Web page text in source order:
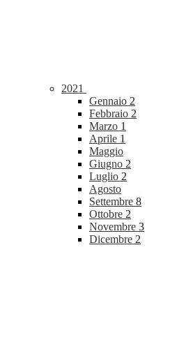
2021
Gennaio 2
Febbraio 2
Marzo 1
Aprile 1
Maggio
Giugno 2
Luglio 2
Agosto
Settembre 8
Ottobre 2
Novembre 3
Dicembre 2